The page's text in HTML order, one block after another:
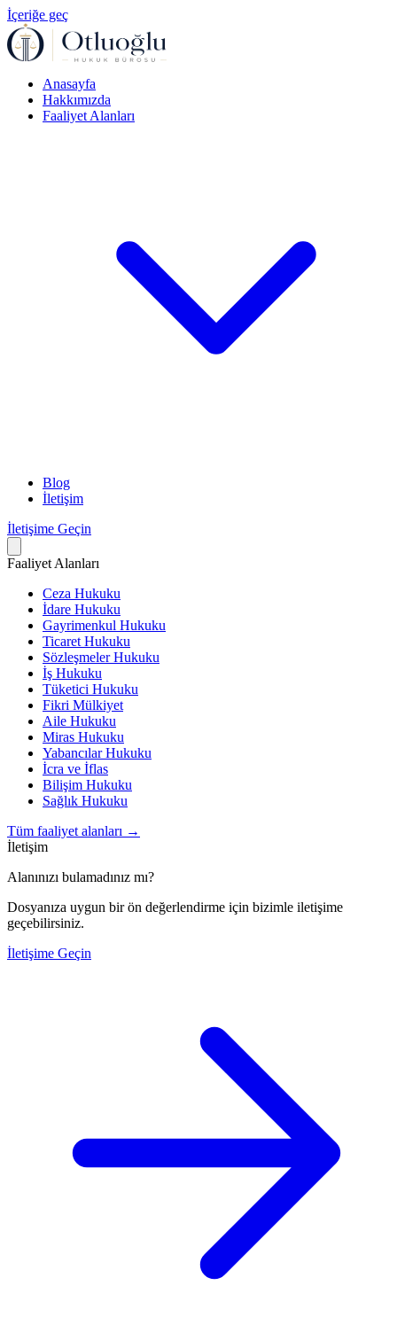
İçeriğe geç
Anasayfa
Hakkımızda
Faaliyet Alanları
Blog
İletişim
İletişime Geçin
Faaliyet Alanları
Ceza Hukuku
İdare Hukuku
Gayrimenkul Hukuku
Ticaret Hukuku
Sözleşmeler Hukuku
İş Hukuku
Tüketici Hukuku
Fikri Mülkiyet
Aile Hukuku
Miras Hukuku
Yabancılar Hukuku
İcra ve İflas
Bilişim Hukuku
Sağlık Hukuku
Tüm faaliyet alanları →
İletişim
Alanınızı bulamadınız mı?
Dosyanıza uygun bir ön değerlendirme için bizimle iletişime
geçebilirsiniz.
İletişime Geçin